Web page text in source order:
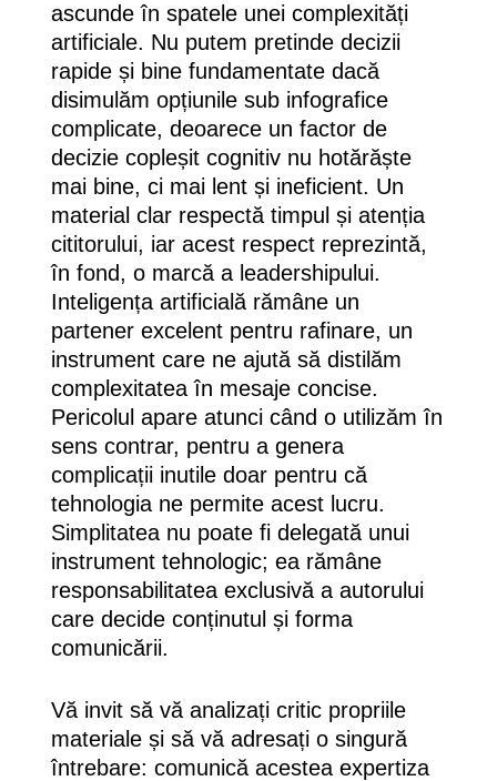
ascunde în spatele unei complexități
artificiale. Nu putem pretinde decizii
rapide și bine fundamentate dacă
disimulăm opțiunile sub infografice
complicate, deoarece un factor de
decizie copleșit cognitiv nu hotărăște
mai bine, ci mai lent și ineficient. Un
material clar respectă timpul și atenția
cititorului, iar acest respect reprezintă,
în fond, o marcă a leadershipului.
Inteligența artificială rămâne un
partener excelent pentru rafinare, un
instrument care ne ajută să distilăm
complexitatea în mesaje concise.
Pericolul apare atunci când o utilizăm în
sens contrar, pentru a genera
complicații inutile doar pentru că
tehnologia ne permite acest lucru.
Simplitatea nu poate fi delegată unui
instrument tehnologic; ea rămâne
responsabilitatea exclusivă a autorului
care decide conținutul și forma
comunicării.
Vă invit să vă analizați critic propriile
materiale și să vă adresați o singură
întrebare: comunică acestea expertiza